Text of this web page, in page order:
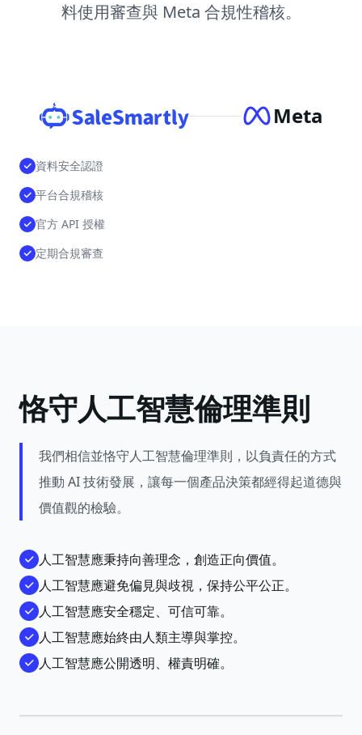
料使用審查與 Meta 合規性稽核。
Meta
資料安全認證
平台合規稽核
官方 API 授權
定期合規審查
恪守人工智慧倫理準則
我們相信並恪守人工智慧倫理準則，以負責任的方式
推動 AI 技術發展，讓每一個產品決策都經得起道德與
價值觀的檢驗。
人工智慧應秉持向善理念，創造正向價值。
人工智慧應避免偏見與歧視，保持公平公正。
人工智慧應安全穩定、可信可靠。
人工智慧應始終由人類主導與掌控。
人工智慧應公開透明、權責明確。